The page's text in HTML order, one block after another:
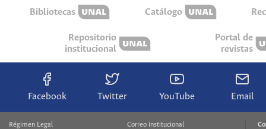
Bibliotecas Catálogo
Repositorio
institucional
Portal de
revistas
Facebook Twitter YouTube Email
Régimen Legal
Correo institucional